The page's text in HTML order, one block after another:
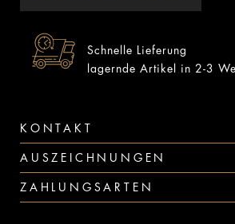
Schnelle Lieferung
lagernde Artikel in 2-3
KONTAKT
AUSZEICHNUNGEN
ZAHLUNGSARTEN